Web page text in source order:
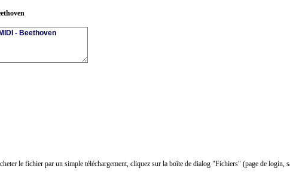
le fichier par un simple téléchargement, cliquez sur la boîte de dialog "Fichiers" (page de login,